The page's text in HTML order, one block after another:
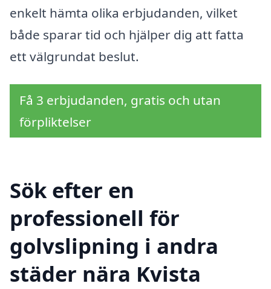
enkelt hämta olika erbjudanden, vilket
både sparar tid och hjälper dig att fatta
ett välgrundat beslut.
Få 3 erbjudanden, gratis och utan
förpliktelser
Sök efter en
professionell för
golvslipning i andra
städer nära Kvista